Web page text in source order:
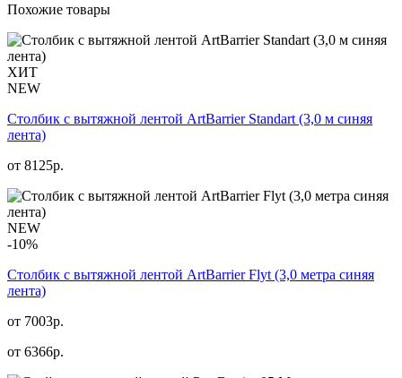
Похожие товары
ХИТ
NEW
Столбик с вытяжной лентой ArtBarrier Standart (3,0 м синяя
лента)
от 8125р.
NEW
-10%
Столбик с вытяжной лентой ArtBarrier Flyt (3,0 метра синяя
лента)
от 7003р.
от 6366р.